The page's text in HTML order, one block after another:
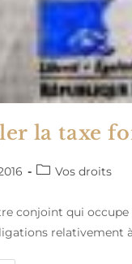
la taxe
PostVos droits
conjoint qui
relativement